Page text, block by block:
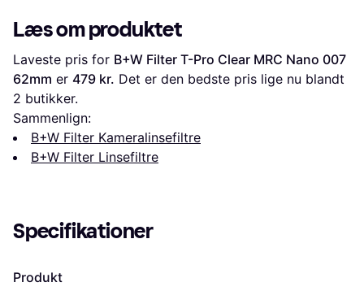
Læs om produktet
Laveste pris for B+W Filter T-Pro Clear MRC Nano 007
62mm er 479 kr.
2 butikker.
Sammenlign:
B+W Filter Kameralinsefiltre
B+W Filter Linsefiltre
Specifikationer
Produkt